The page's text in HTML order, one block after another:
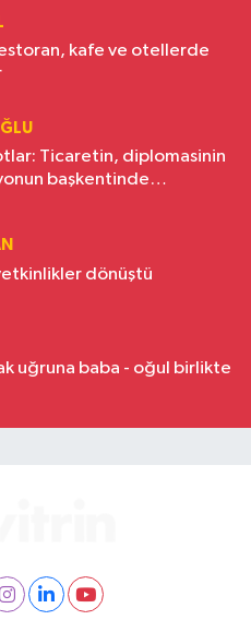
kafe ve otellerde
Ticaretin, diplomasinin
başkentinde
dönüştü
uğruna baba - oğul birlikte